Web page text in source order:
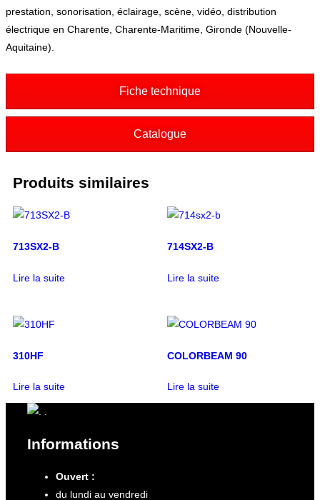
Fiche technique
Catalogue
prestation, sonorisation, éclairage, scène, vidéo, distribution
électrique en Charente, Charente-Maritime, Gironde (Nouvelle-
Aquitaine).
Produits similaires
713SX2-B
Lire la suite
714SX2-B
Lire la suite
310HF
Lire la suite
COLORBEAM 90
Lire la suite
Informations
Ouvert :
du lundi au vendredi